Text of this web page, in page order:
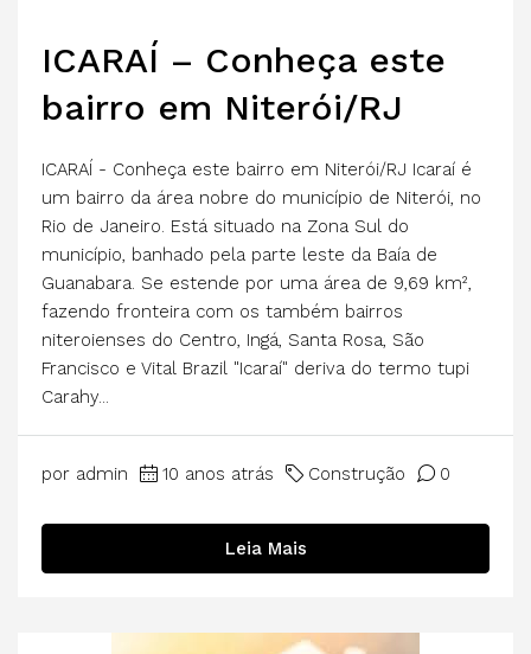
ICARAÍ – Conheça este
bairro em Niterói/RJ
ICARAÍ - Conheça este bairro em Niterói/RJ Icaraí é
um bairro da área nobre do município de Niterói, no
Rio de Janeiro. Está situado na Zona Sul do
município, banhado pela parte leste da Baía de
Guanabara. Se estende por uma área de 9,69 km²,
fazendo fronteira com os também bairros
niteroienses do Centro, Ingá, Santa Rosa, São
Francisco e Vital Brazil "Icaraí" deriva do termo tupi
Carahy...
por admin 10 anos atrás Construção 0
Leia Mais